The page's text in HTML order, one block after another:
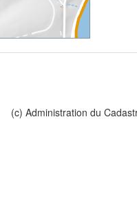
(c) Administration du